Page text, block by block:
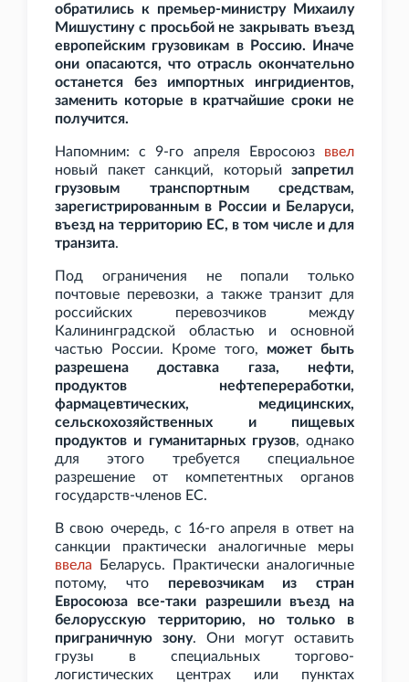
обратились к премьер-министру Михаилу
Мишустину с просьбой не закрывать въезд
европейским грузовикам в Россию. Иначе
они опасаются, что отрасль окончательно
останется без импортных ингридиентов,
заменить которые в кратчайшие сроки не
получится.
Напомним: с 9-го апреля Евросоюз ввел
новый пакет санкций, который запретил
грузовым транспортным средствам,
зарегистрированным в России и Беларуси,
въезд на территорию ЕС, в том числе и для
транзита.
Под ограничения не попали только
почтовые перевозки, а также транзит для
российских перевозчиков между
Калининградской областью и основной
частью России. Кроме того, может быть
разрешена доставка газа, нефти,
продуктов нефтепереработки,
фармацевтических, медицинских,
сельскохозяйственных и пищевых
продуктов и гуманитарных грузов, однако
для этого требуется специальное
разрешение от компетентных органов
государств-членов ЕС.
В свою очередь, с 16-го апреля в ответ на
санкции практически аналогичные меры
ввела Беларусь. Практически аналогичные
потому, что перевозчикам из стран
Евросоюза все-таки разрешили въезд на
белорусскую территорию, но только в
приграничную зону. Они могут оставить
грузы в специальных торгово-
логистических центрах или пунктах